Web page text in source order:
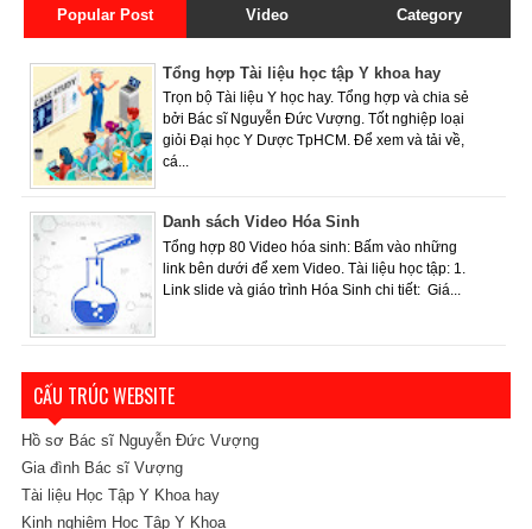
Popular Post Video Category
Tổng hợp Tài liệu học tập Y khoa hay
Trọn bộ Tài liệu Y học hay. Tổng hợp và chia sẻ
bởi Bác sĩ Nguyễn Đức Vượng. Tốt nghiệp loại
giỏi Đại học Y Dược TpHCM. Để xem và tải về,
cá...
Danh sách Video Hóa Sinh
Tổng hợp 80 Video hóa sinh: Bấm vào những
link bên dưới để xem Video. Tài liệu học tập: 1.
Link slide và giáo trình Hóa Sinh chi tiết: Giá...
CẤU TRÚC WEBSITE
Hồ sơ Bác sĩ Nguyễn Đức Vượng
Gia đình Bác sĩ Vượng
Tài liệu Học Tập Y Khoa hay
Kinh nghiệm Học Tập Y Khoa